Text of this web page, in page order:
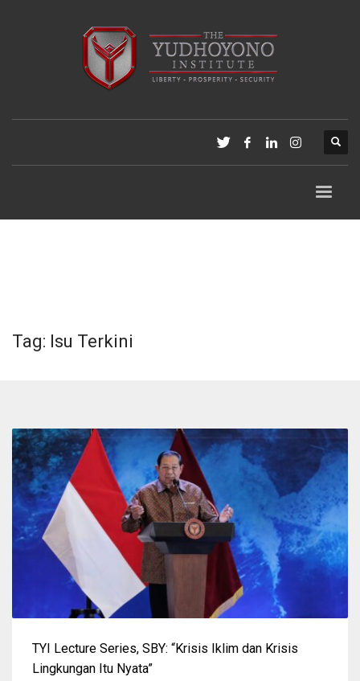
Tag: Isu Terkini
TYI Lecture Series, SBY: “Krisis Iklim dan Krisis
Lingkungan Itu Nyata”